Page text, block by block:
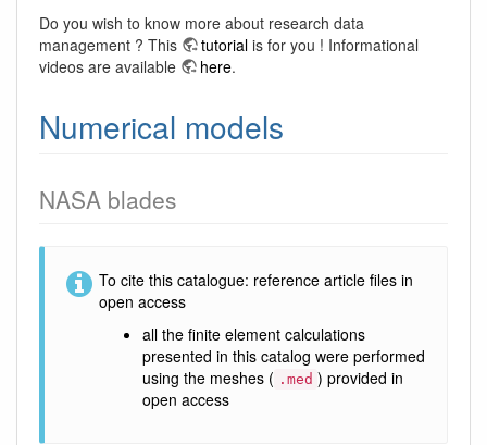
Do you wish to know more about research data
management ? This
tutorial is for you ! Informational
videos are available
here.
Numerical models
NASA blades
To cite this catalogue: reference article files in
open access
all the finite element calculations
presented in this catalog were performed
using the meshes ( .med ) provided in
open access